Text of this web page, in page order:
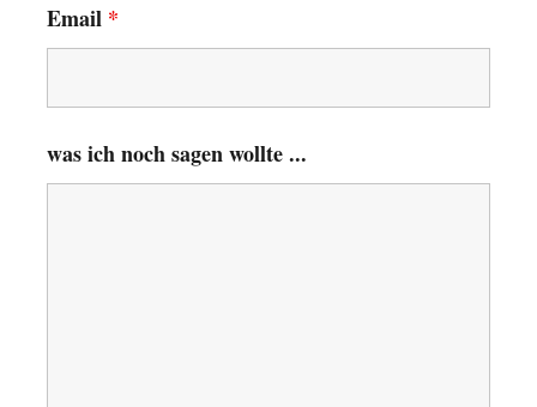
Email *
was ich noch sagen wollte ...